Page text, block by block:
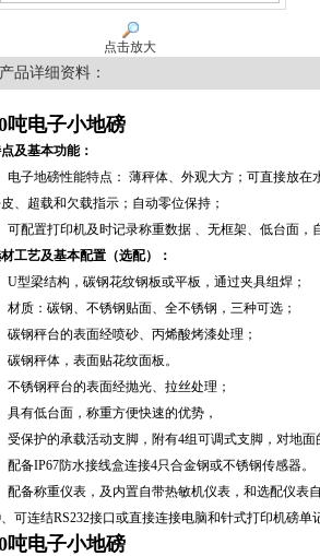
点击放大
产品详细资料：
吨电子小地磅
及基本功能：
电子地磅性能特点： 薄秤体、外观大方；可直接放
、超载和欠载指示；自动零位保持；
可配置打印机及时记录称重数据 、无框架、低台面，
工艺及基本配置（选配）：
U型梁结构，碳钢花纹钢板或平板，通过夹具组焊；
材质：碳钢、不锈钢贴面、全不锈钢，三种可选；
碳钢秤台的表面经喷砂、丙烯酸烤漆处理；
碳钢秤体，表面贴花纹面板。
不锈钢秤台的表面经抛光、拉丝处理；
具有低台面，称重方便快速的优势，
受保护的承载活动支脚，附有4组可调式支脚，对地面
配备IP67防水接线盒连接4只合金钢或不锈钢传感器。
配备称重仪表，及内置自带热敏机仪表，和选配仪表
、可连结RS232接口或直接连接电脑和针式打印机磅单
吨电子小地磅